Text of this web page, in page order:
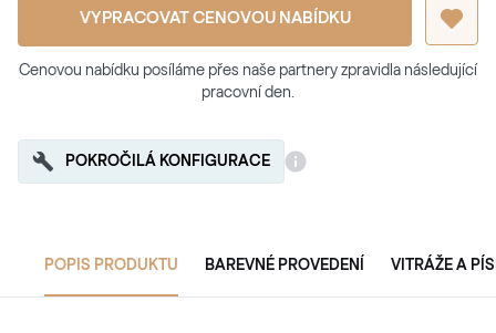
VYPRACOVAT CENOVOU NABÍDKU
Cenovou nabídku posíláme přes naše partnery zpravidla následující
pracovní den.
POKROČILÁ KONFIGURACE
POPIS PRODUKTU BAREVNÉ PROVEDENÍ VITRÁŽE A